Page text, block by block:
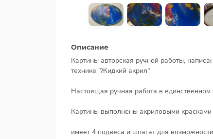
Описание
Картины авторская ручной работы,
технике "Жидкий акрил"
Настоящая ручная работа в
Картины выполнены акриловыми
имеет 4 подвеса и шпагат для